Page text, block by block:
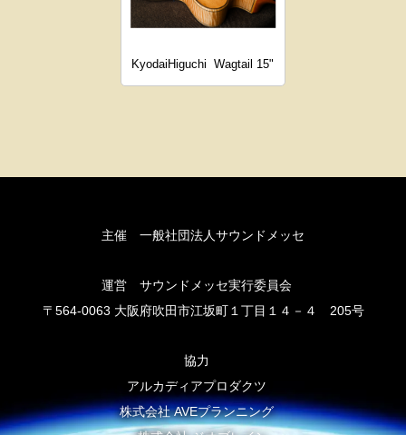
KyodaiHiguchi Wagtail 15"
主催 一般社団法人サウンドメッセ
運営 サウンドメッセ実行委員会
〒564-0063 大阪府吹田市江坂町１丁目１４－４ 205号
協力
アルカディアプロダクツ
株式会社 AVEプランニング